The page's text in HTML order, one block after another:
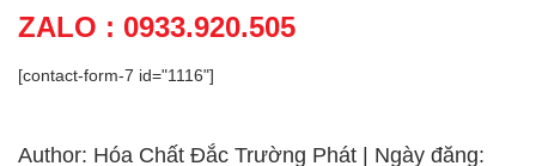
ZALO : 0933.920.505
[contact-form-7 id="1116"]
Author: Hóa Chất Đắc Trường Phát | Ngày đăng: